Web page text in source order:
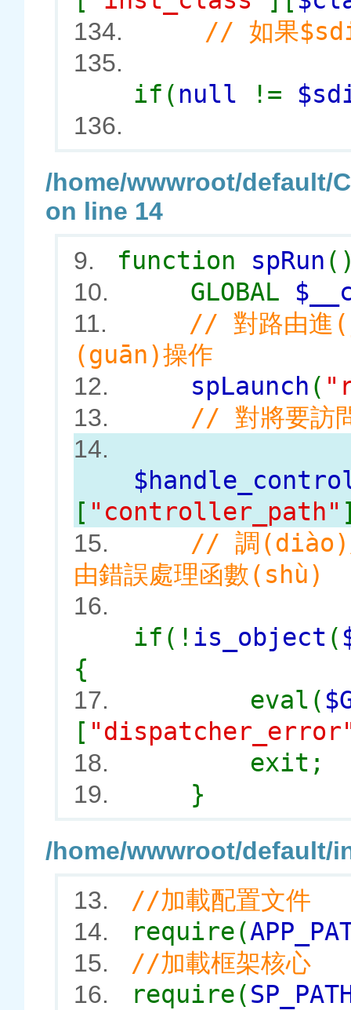
134. // 如果
135.
if( null !=
136.
/home/wwwroot/default/
on line 14
9.
function spRun
10. GLOBAL
11.
// 對路由進
(guān)操作
12. spLaunch (
13. // 對將要訪
14.
[ "controller_path"
15.
// 調(diào)
由錯誤處理函數(shù)
16.
if(! is_object (
{
17. eval(
[
18. exit;
19. }
/home/wwwroot/default/
13.
//加載配置文件
14. require(
15. //加載框架核心
16. require(